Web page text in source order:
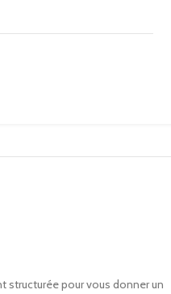
structurée pour vous donner un